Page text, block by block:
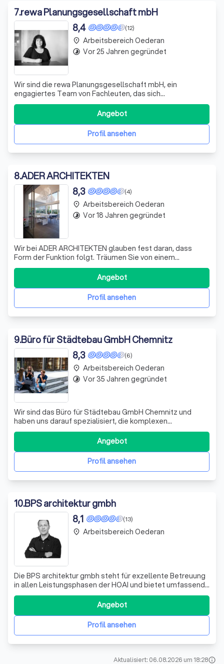
7.rewa Planungsgesellschaft mbH
(12)
8,4
Wir sind die rewa Planungsgesellschaft mbH, ein
engagiertes Team von Fachleuten, das sich
leidenschaftlich für innovative und nachhaltige
Bauprojekte einsetzt. Als Mitglied der Deutschen
Gesellschaft für Nachhaltiges Bauen (DGNB) integrieren
wir die Prinzipien des nachhaltigen Bauens in unsere Planu
Profil ansehen
Angebot
place Arbeitsbereich Oederan
timelapse Vor 25 Jahren gegründet
8.ADER ARCHITEKTEN
(4)
8,3
Wir bei ADER ARCHITEKTEN glauben fest daran, dass
Form der Funktion folgt. Träumen Sie von einem
einzigartigen Zuhause, das Ihre Persönlichkeit
widerspiegelt? Ob ein loftartiges Atelier, kreative
Themenzimmer oder ein ruhiger japanischer Garten – wir
setzen Ihre Visionen in die Realität um. Unser An
Profil ansehen
Angebot
place Arbeitsbereich Oederan
timelapse Vor 18 Jahren gegründet
9.Büro für Städtebau GmbH Chemnitz
(6)
8,3
Wir sind das Büro für Städtebau GmbH Chemnitz und
haben uns darauf spezialisiert, die komplexen
Herausforderungen der Stadt- und Siedlungsplanung zu
meistern. Mit über 30 Jahren Erfahrung bieten wir Ihnen
einen umfassenden Service – von der ersten Idee bis zur
finalen Genehmigung. Unser Fokus liegt
Profil ansehen
Angebot
place Arbeitsbereich Oederan
timelapse Vor 35 Jahren gegründet
10.BPS architektur gmbh
(13)
8,1
Die BPS architektur gmbh steht für exzellente Betreuung
in allen Leistungsphasen der HOAI und bietet umfassende
Expertise in den Bereichen Architektur, Statik, Bauphysik
und Bauleitung. Unser motiviertes Team begeistert sich
für die Gestaltung von Räumen, die nicht nur funktional
sind, sondern auch
Profil ansehen
Angebot
place Arbeitsbereich Oederan
Aktualisiert: 06.08.2026 um 18:28info